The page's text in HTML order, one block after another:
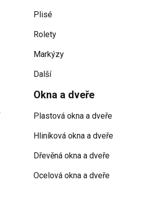
Plisé
Rolety
Markýzy
Další
Okna a dveře
Plastová okna a dveře
Hliníková okna a dveře
Dřevěná okna a dveře
Ocelová okna a dveře